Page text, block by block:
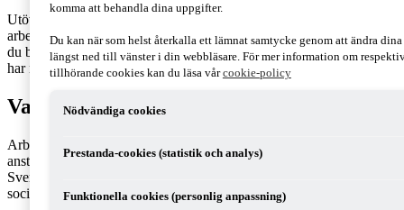
Utöver lön till dina anställda betalar du som arbetsgivare även
arbetsgivaravgifter. Men vad går pengarna till och hur mycket ska
du betala? Här reder vi ut vilka skyldigheter och ansvar arbetsgivare
har när det gäller arbetsgivaravgifter.
Vad är arbetsgivaravgifter?
Arbetsgivaravgifter är de avgifter som arbetsgivare betalar för sina
anställda eller andra arbetstagare som får ersättning för arbete i
Sverige. Arbetsgivaravgifter bidrar till att finansiera
socialförsäkringssystemet.
komma att behandla dina uppgifter.
Du kan när som helst återkalla ett lämnat samtycke genom att ändra
längst ned till vänster i din webbläsare. För mer information om
tillhörande cookies kan du läsa vårcookie-policy
Nödvändiga cookies
Prestanda-cookies (statistik och analys)
Funktionella cookies (personlig anpassning)